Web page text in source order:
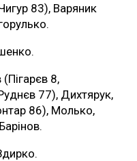
83), Варяник
8,
77), Дихтярук,
86), Молько,